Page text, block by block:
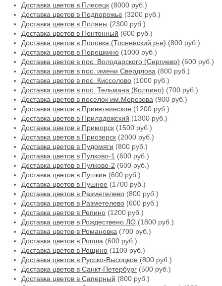
Доставка цветов в Плесецк (8000 руб.)
Доставка цветов в Подпорожье (3200 руб.)
Доставка цветов в Поляны (2300 руб.)
Доставка цветов в Понтонный (600 руб.)
Доставка цветов в Поповка (Тосненский р-н) (800 руб.)
Доставка цветов в Порошкино (1000 руб.)
Доставка цветов в пос. Володарского (Сергиево) (600 руб.)
Доставка цветов в пос. имени Свердлова (800 руб.)
Доставка цветов в пос. Киссолово (1000 руб.)
Доставка цветов в пос. Тельмана (Колпино) (700 руб.)
Доставка цветов в поселок им.Морозова (900 руб.)
Доставка цветов в Приветнинское (1200 руб.)
Доставка цветов в Приладожский (1300 руб.)
Доставка цветов в Приморск (1500 руб.)
Доставка цветов в Приозерск (2000 руб.)
Доставка цветов в Пудомяги (800 руб.)
Доставка цветов в Пулково-1 (600 руб.)
Доставка цветов в Пулково-2 (600 руб.)
Доставка цветов в Пушкин (600 руб.)
Доставка цветов в Пушное (1700 руб.)
Доставка цветов в Разметелево (800 руб.)
Доставка цветов в Разметелево (600 руб.)
Доставка цветов в Репино (1200 руб.)
Доставка цветов в Рождествено ЛО (1800 руб.)
Доставка цветов в Романовка (700 руб.)
Доставка цветов в Ропша (600 руб.)
Доставка цветов в Рощино (1100 руб.)
Доставка цветов в Русско-Высоцкое (800 руб.)
Доставка цветов в Санкт-Петербург (500 руб.)
Доставка цветов в Саперный (800 руб.)